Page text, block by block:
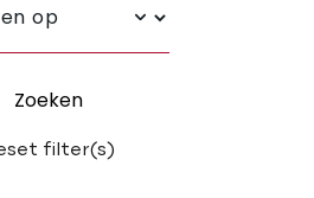
Zoeken
filter(s)